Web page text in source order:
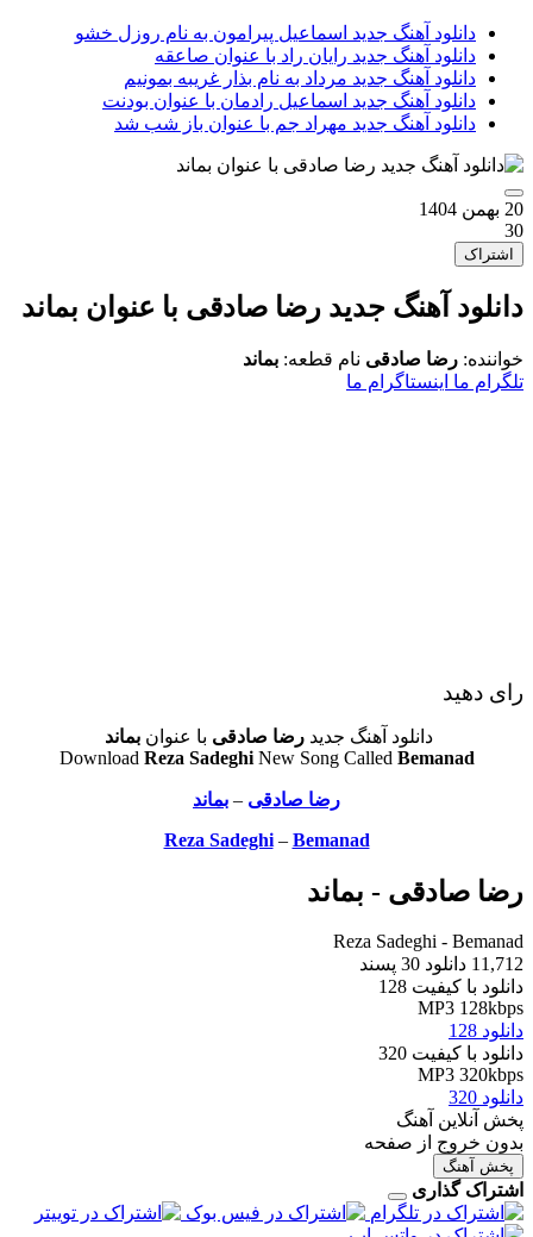
دانلود آهنگ جدید اسماعیل پیرامون به نام روزل خشو
دانلود آهنگ جدید رایان راد با عنوان صاعقه
دانلود آهنگ جدید مرداد به نام بذار غریبه بمونیم
دانلود آهنگ جدید اسماعیل رادمان با عنوان بودنت
دانلود آهنگ جدید مهراد جم با عنوان باز شب شد
20 بهمن 1404
30
اشتراک
دانلود آهنگ جدید رضا صادقی با عنوان بماند
خواننده: رضا صادقی نام قطعه: بماند
تلگرام ما اینستاگرام ما
رای دهید
دانلود آهنگ جدید رضا صادقی با عنوان بماند
Download Reza SadeghiNew Song Called Bemanad
رضا صادقی – بماند
Reza Sadeghi– Bemanad
رضا صادقی - بماند
Reza Sadeghi - Bemanad
11,712 دانلود
30 پسند
دانلود با کیفیت 128
MP3 128kbps
دانلود 128
دانلود با کیفیت 320
MP3 320kbps
دانلود 320
پخش آنلاین آهنگ
بدون خروج از صفحه
پخش آهنگ
اشتراک گذاری